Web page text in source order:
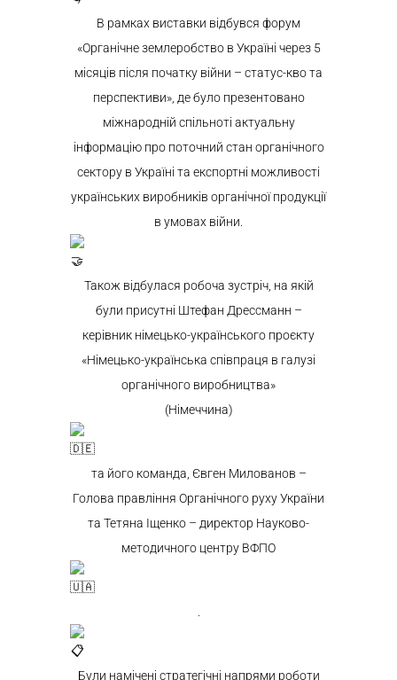
В рамках виставки відбувся форум
«Органічне землеробство в Україні через 5
місяців після початку війни – статус-кво та
перспективи», де було презентовано
міжнародній спільноті актуальну
інформацію про поточний стан органічного
сектору в Україні та експортні можливості
українських виробників органічної продукції
в умовах війни.
Також відбулася робоча зустріч, на якій
були присутні Штефан Дрессманн –
керівник німецько-українського проєкту
«Німецько-українська співпраця в галузі
органічного виробництва»
(Німеччина)
та його команда, Євген Милованов –
Голова правління Органічного руху України
та Тетяна Іщенко – директор Науково-
методичного центру ВФПО
Були намічені стратегічні напрями роботи